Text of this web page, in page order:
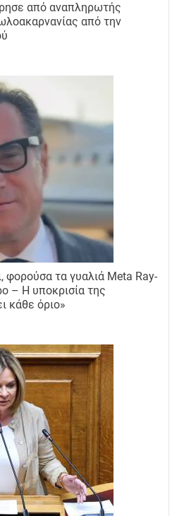
από αναπληρωτής
από την
φορούσα τα γυαλιά Meta Ray-
– Η υποκρισία της
κάθε όριο»